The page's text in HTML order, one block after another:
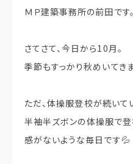
ＭＰ建築事務所の前田です。
さてさて、今日から10月。
季節もすっかり秋めいてきま
ただ、体操服登校が続いて
半袖半ズボンの体操服で登
感がないような毎日です💦